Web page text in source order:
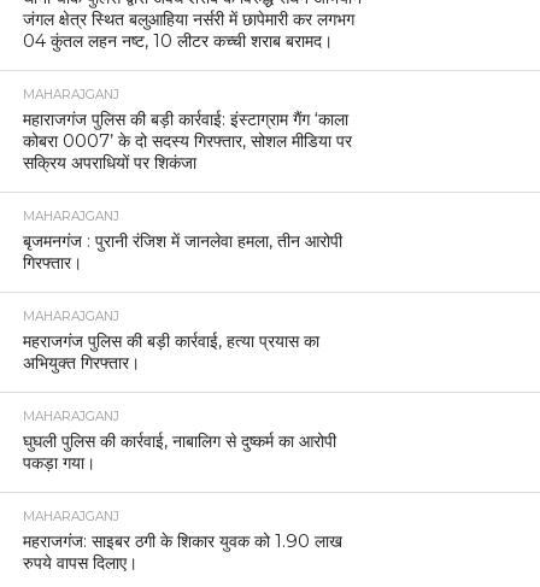
जंगल क्षेत्र स्थित बलुआहिया नर्सरी में छापेमारी कर लगभग
04 कुंतल लहन नष्ट, 10 लीटर कच्ची शराब बरामद।
MAHARAJGANJ
महाराजगंज पुलिस की बड़ी कार्रवाई: इंस्टाग्राम गैंग ‘काला
कोबरा 0007’ के दो सदस्य गिरफ्तार, सोशल मीडिया पर
सक्रिय अपराधियों पर शिकंजा
MAHARAJGANJ
बृजमनगंज : पुरानी रंजिश में जानलेवा हमला, तीन आरोपी
गिरफ्तार।
MAHARAJGANJ
महराजगंज पुलिस की बड़ी कार्रवाई, हत्या प्रयास का
अभियुक्त गिरफ्तार।
MAHARAJGANJ
घुघली पुलिस की कार्रवाई, नाबालिग से दुष्कर्म का आरोपी
पकड़ा गया।
MAHARAJGANJ
महराजगंज: साइबर ठगी के शिकार युवक को 1.90 लाख
रुपये वापस दिलाए।